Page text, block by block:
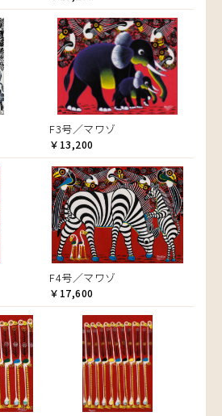
F3号／マワゾ
￥13,200
F4号／マワゾ
￥17,600